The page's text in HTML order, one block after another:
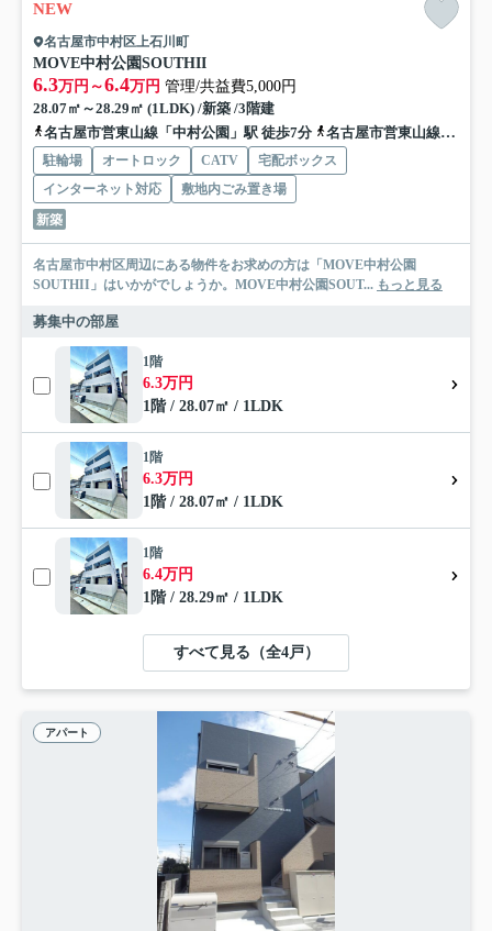
NEW
名古屋市中村区上石川町
MOVE中村公園SOUTHII
6.3万円～6.4万円 管理/共益費5,000円
28.07㎡～28.29㎡ (1LDK) /新築 /3階建
名古屋市営東山線「中村公園」駅 徒歩7分
名古屋市営東山線「岩塚」駅 徒歩11分
駐輪場 オートロック CATV
宅配ボックス
インターネット対応
敷地内ごみ置き場
新築
名古屋市中村区周辺にある物件をお求めの方は「MOVE中村公園
SOUTHII」はいかがでしょうか。MOVE中村公園SOUT... もっと見る
募集中の部屋
1階
6.3万円
1階 / 28.07㎡ / 1LDK
1階
6.3万円
1階 / 28.07㎡ / 1LDK
1階
6.4万円
1階 / 28.29㎡ / 1LDK
すべて見る（全4戸）
アパート